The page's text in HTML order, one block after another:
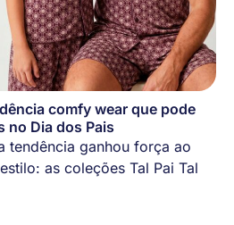
comfy wear que pode
no Dia dos Pais
tendência ganhou força ao
as coleções Tal Pai Tal